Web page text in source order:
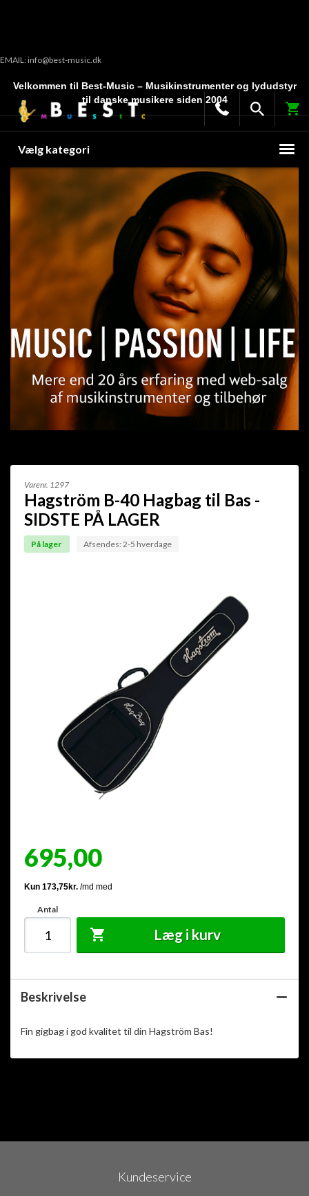
EMAIL: info@best-music.dk
Velkommen til Best-Music – Musikinstrumenter og lydudstyr
til danske musikere siden 2004
Vælg kategori
Varenr. 1297
Hagström B-40 Hagbag til Bas -
SIDSTE PÅ LAGER
På lager Afsendes: 2-5 hverdage
695,00
Antal
Læg i kurv
Beskrivelse
Fin gigbag i god kvalitet til din Hagström Bas!
Kundeservice